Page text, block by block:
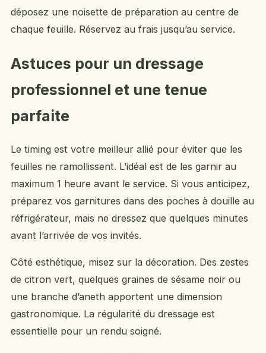
déposez une noisette de préparation au centre de
chaque feuille. Réservez au frais jusqu’au service.
Astuces pour un dressage
professionnel et une tenue
parfaite
Le timing est votre meilleur allié pour éviter que les
feuilles ne ramollissent. L’idéal est de les garnir au
maximum 1 heure avant le service. Si vous anticipez,
préparez vos garnitures dans des poches à douille au
réfrigérateur, mais ne dressez que quelques minutes
avant l’arrivée de vos invités.
Côté esthétique, misez sur la décoration. Des zestes
de citron vert, quelques graines de sésame noir ou
une branche d’aneth apportent une dimension
gastronomique. La régularité du dressage est
essentielle pour un rendu soigné.